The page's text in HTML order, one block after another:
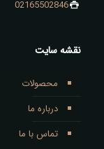
02165502846
نقشه سایت
محصولات
درباره ما
تماس با ما